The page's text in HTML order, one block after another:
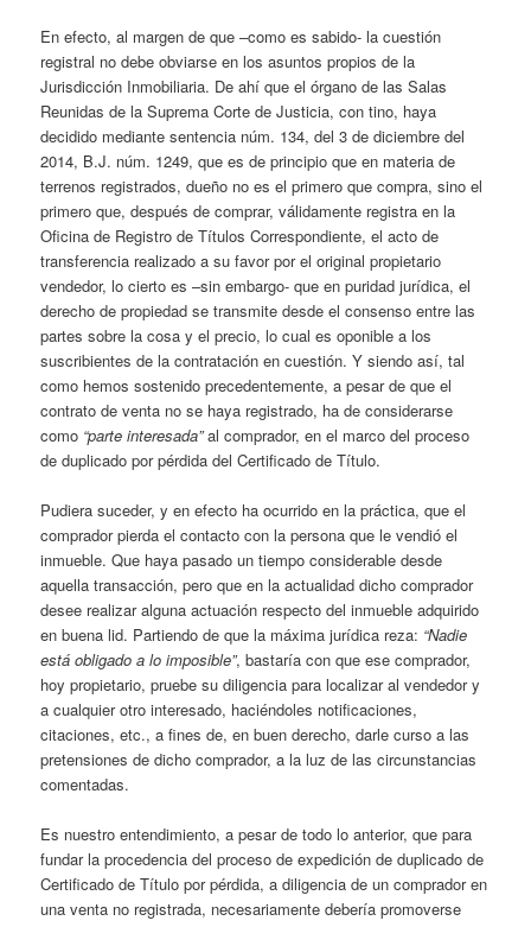
En efecto, al margen de que –como es sabido- la cuestión
registral no debe obviarse en los asuntos propios de la
Jurisdicción Inmobiliaria. De ahí que el órgano de las Salas
Reunidas de la Suprema Corte de Justicia, con tino, haya
decidido mediante sentencia núm. 134, del 3 de diciembre del
2014, B.J. núm. 1249, que es de principio que en materia de
terrenos registrados, dueño no es el primero que compra, sino el
primero que, después de comprar, válidamente registra en la
Oficina de Registro de Títulos Correspondiente, el acto de
transferencia realizado a su favor por el original propietario
vendedor, lo cierto es –sin embargo- que en puridad jurídica, el
derecho de propiedad se transmite desde el consenso entre las
partes sobre la cosa y el precio, lo cual es oponible a los
suscribientes de la contratación en cuestión. Y siendo así, tal
como hemos sostenido precedentemente, a pesar de que el
contrato de venta no se haya registrado, ha de considerarse
como “parte interesada”al comprador, en el marco del proceso
de duplicado por pérdida del Certificado de Título.
Pudiera suceder, y en efecto ha ocurrido en la práctica, que el
comprador pierda el contacto con la persona que le vendió el
inmueble. Que haya pasado un tiempo considerable desde
aquella transacción, pero que en la actualidad dicho comprador
desee realizar alguna actuación respecto del inmueble adquirido
en buena lid. Partiendo de que la máxima jurídica reza: “Nadie
está obligado a lo imposible”, bastaría con que ese comprador,
hoy propietario, pruebe su diligencia para localizar al vendedor y
a cualquier otro interesado, haciéndoles notificaciones,
citaciones, etc., a fines de, en buen derecho, darle curso a las
pretensiones de dicho comprador, a la luz de las circunstancias
comentadas.
Es nuestro entendimiento, a pesar de todo lo anterior, que para
fundar la procedencia del proceso de expedición de duplicado de
Certificado de Título por pérdida, a diligencia de un comprador en
una venta no registrada, necesariamente debería promoverse